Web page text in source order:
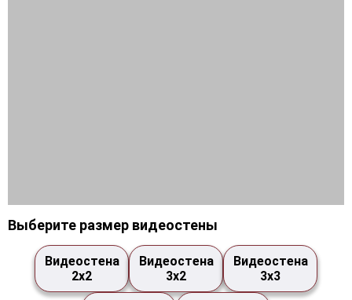
Выберите размер видеостены
Видеостена
2х2
Видеостена
3х2
Видеостена
3х3